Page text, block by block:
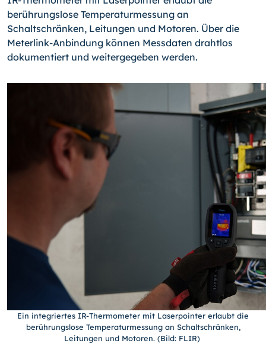
berührungslose Temperaturmessung an
Schaltschränken, Leitungen und Motoren. Über die
Meterlink-Anbindung können Messdaten drahtlos
dokumentiert und weitergegeben werden.
Ein integriertes IR-Thermometer mit Laserpointer erlaubt die
berührungslose Temperaturmessung an Schaltschränken,
Leitungen und Motoren. (Bild: FLIR)